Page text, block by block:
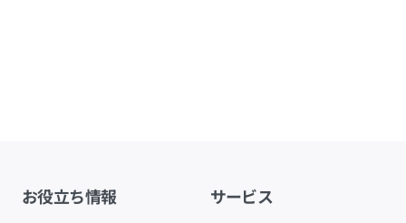
お役立ち情報 サービス